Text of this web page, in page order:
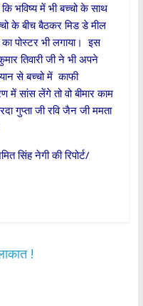
भविष्य में भी बच्चो के साथ
के बीच बैठकर मिड डे मील
पोस्टर भी लगाया। इस
तिवारी जी ने भी अपने
से बच्चो में काफी
सांस लेंगे तो वो बीमार काम
गुप्ता जी रवि जैन जी ममता
सिंह नेगी की रिपोर्ट/
!